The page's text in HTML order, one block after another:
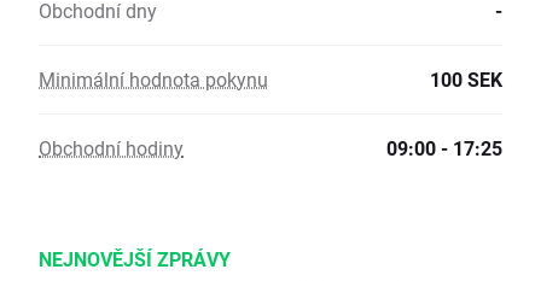
Obchodní dny -
Minimální hodnota pokynu 100 SEK
Obchodní hodiny 09:00 - 17:25
NEJNOVĚJŠÍ ZPRÁVY